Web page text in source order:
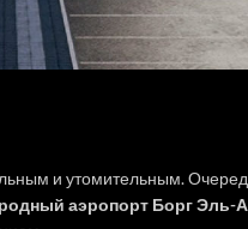
и утомительным.
аэропорт Борг Эль-